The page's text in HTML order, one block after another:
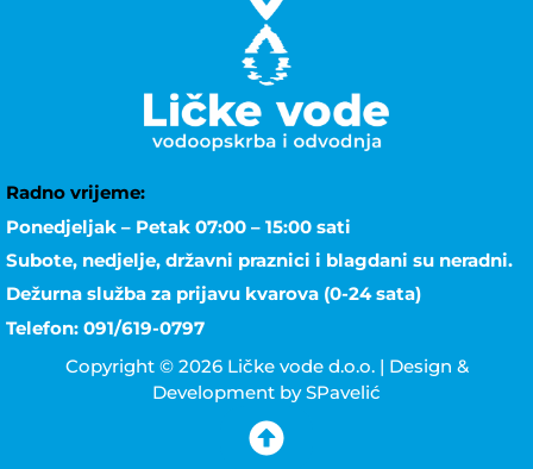
Radno vrijeme:
Ponedjeljak – Petak 07:00 – 15:00 sati
Subote, nedjelje, državni praznici i blagdani su neradni.
Dežurna služba za prijavu kvarova (0-24 sata)
Telefon: 091/619-0797
Copyright © 2026 Ličke vode d.o.o. | Design &
Development by SPavelić